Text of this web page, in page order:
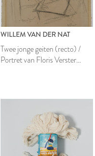
WILLEM VAN DER NAT
Twee jonge geiten (recto) /
Portret van Floris Verster